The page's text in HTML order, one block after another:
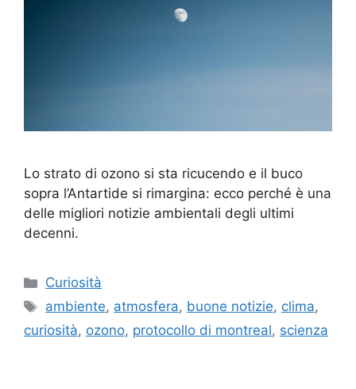
Lo strato di ozono si sta ricucendo e il buco
sopra l’Antartide si rimargina: ecco perché è una
delle migliori notizie ambientali degli ultimi
decenni.
Categorie
Curiosità
Tag
ambiente, atmosfera, buone notizie, clima,
curiosità, ozono, protocollo di montreal, scienza